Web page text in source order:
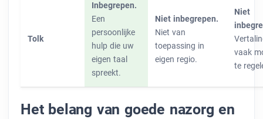
Tolk
Inbegrepen.
Een
persoonlijke
hulp die uw
eigen taal
spreekt.
Niet inbegrepen.
Niet van
toepassing in
eigen regio.
Niet
vaak
te
Het belang van goede nazorg en